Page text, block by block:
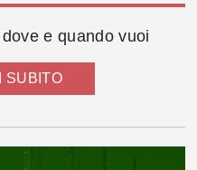
e quando vuoi
SUBITO